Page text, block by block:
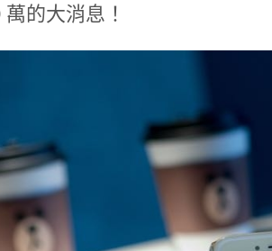
的大消息！